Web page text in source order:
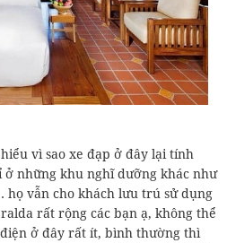
vì sao xe đạp ở đây lại tính
những khu nghĩ dưỡng khác như
họ vẫn cho khách lưu trú sử dụng
rất rộng các bạn ạ, không thể
ở đây rất ít, bình thường thì